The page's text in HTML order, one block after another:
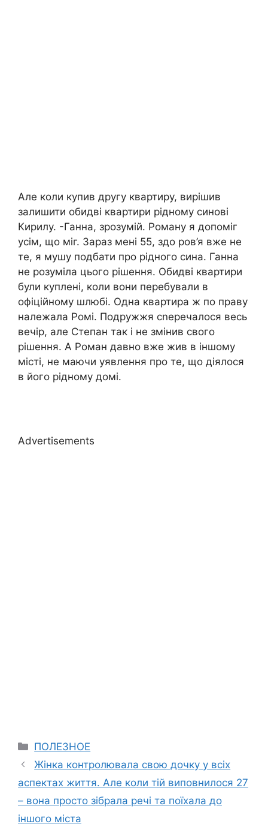
Але коли купив другу квартиру, вирішив
залишити обидві квартири рідному синові
Кирилу. -Ганна, зрозумій. Роману я допоміг
усім, що міг. Зараз мені 55, здо ров’я вже не
те, я мушу подбати про рідного сина. Ганна
не розуміла цього рішення. Обидві квартири
були куплені, коли вони перебували в
офіційному шлюбі. Одна квартира ж по праву
належала Ромі. Подружжя сnеречалося весь
вечір, але Степан так і не змінив свого
рішення. А Роман давно вже жив в іншому
місті, не маючи уявлення про те, що діялося
в його рідному домі.
Advertisements
Categories
ПОЛЕЗНОЕ
Жінка контролювала свою дочку у всіх
аспектах життя. Але коли тій виповнилося 27
– вона просто зібрала речі та поїхала до
іншого міста